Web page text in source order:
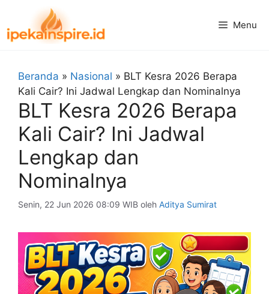
isi
Menu
Beranda » Nasional » BLT Kesra 2026 Berapa
Kali Cair? Ini Jadwal Lengkap dan Nominalnya
BLT Kesra 2026 Berapa
Kali Cair? Ini Jadwal
Lengkap dan
Nominalnya
Senin, 22 Jun 2026 08:09 WIB oleh Aditya Sumirat